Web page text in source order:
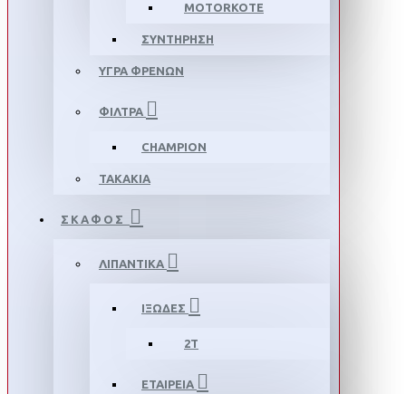
MOTORKOTE
ΣΥΝΤΗΡΗΣΗ
ΥΓΡΑ ΦΡΕΝΩΝ
ΦΙΛΤΡΑ
CHAMPION
ΤΑΚΑΚΙΑ
ΣΚΑΦΟΣ
ΛΙΠΑΝΤΙΚΑ
ΙΞΩΔΕΣ
2T
ΕΤΑΙΡΕΙΑ